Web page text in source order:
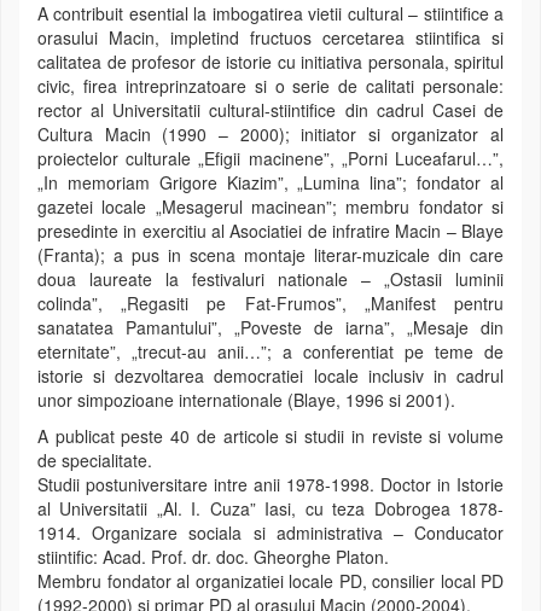
A contribuit esential la imbogatirea vietii cultural – stiintifice a
orasului Macin, impletind fructuos cercetarea stiintifica si
calitatea de profesor de istorie cu initiativa personala, spiritul
civic, firea intreprinzatoare si o serie de calitati personale:
rector al Universitatii cultural-stiintifice din cadrul Casei de
Cultura Macin (1990 – 2000); initiator si organizator al
proiectelor culturale „Efigii macinene”, „Porni Luceafarul…”,
„In memoriam Grigore Kiazim”, „Lumina lina”; fondator al
gazetei locale „Mesagerul macinean”; membru fondator si
presedinte in exercitiu al Asociatiei de infratire Macin – Blaye
(Franta); a pus in scena montaje literar-muzicale din care
doua laureate la festivaluri nationale – „Ostasii luminii
colinda”, „Regasiti pe Fat-Frumos”, „Manifest pentru
sanatatea Pamantului”, „Poveste de iarna”, „Mesaje din
eternitate”, „trecut-au anii…”; a conferentiat pe teme de
istorie si dezvoltarea democratiei locale inclusiv in cadrul
unor simpozioane internationale (Blaye, 1996 si 2001).
A publicat peste 40 de articole si studii in reviste si volume
de specialitate.
Studii postuniversitare intre anii 1978-1998. Doctor in Istorie
al Universitatii „Al. I. Cuza” Iasi, cu teza Dobrogea 1878-
1914. Organizare sociala si administrativa – Conducator
stiintific: Acad. Prof. dr. doc. Gheorghe Platon.
Membru fondator al organizatiei locale PD, consilier local PD
(1992-2000) si primar PD al orasului Macin (2000-2004).